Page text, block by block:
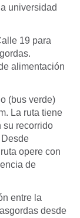
universidad
19 para
alimentación
(bus verde)
La ruta tiene
su recorrido
opere con
de
entre la
desde